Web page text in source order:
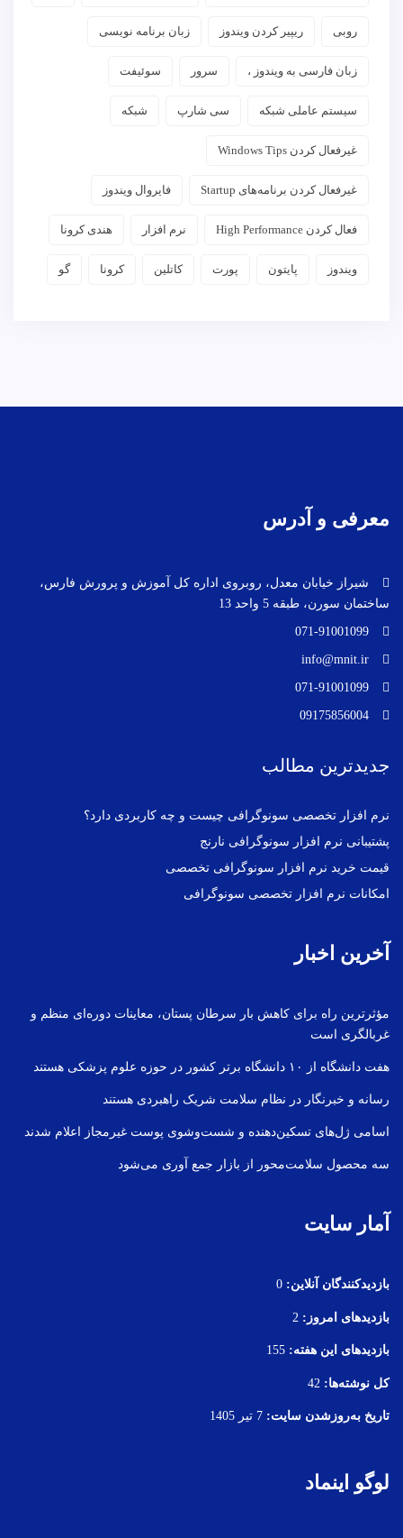
روبی ریپیر کردن ویندوز زبان برنامه نویسی
زبان فارسی به ویندوز ، سرور سوئیفت
سیستم عاملی شبکه سی شارپ شبکه
غیرفعال کردن Windows Tips
غیرفعال کردن برنامه‌های Startup فایروال ویندوز
فعال کردن High Performance نرم افزار هندی کرونا
ویندوز پایتون پورت کاتلین کرونا گو
معرفی و آدرس
شیراز خیابان معدل، روبروی اداره کل آموزش و پرورش فارس،
ساختمان سورن، طبقه 5 واحد 13
071-91001099
info@mnit.ir
071-91001099
09175856004
جدیدترین مطالب
نرم افزار تخصصی سونوگرافی چیست و چه کاربردی دارد؟
پشتیبانی نرم افزار سونوگرافی نارنج
قیمت خرید نرم افزار سونوگرافی تخصصی
امکانات نرم افزار تخصصی سونوگرافی
آخرین اخبار
مؤثرترین راه برای کاهش بار سرطان پستان، معاینات دوره‌ای منظم و
غربالگری است
هفت دانشگاه از ۱۰ دانشگاه برتر کشور در حوزه علوم پزشکی هستند
رسانه و خبرنگار در نظام سلامت شریک راهبردی هستند
اسامی ژل‌های تسکین‌دهنده و شست‌وشوی پوست غیرمجاز اعلام شدند
سه محصول سلامت‌محور از بازار جمع آوری می‌شود
آمار سایت
بازدیدکنندگان آنلاین: 0
بازدیدهای امروز: 2
بازدیدهای این هفته: 155
کل نوشته‌ها: 42
تاریخ به‌روزشدن سایت: 7 تیر 1405
لوگو اینماد